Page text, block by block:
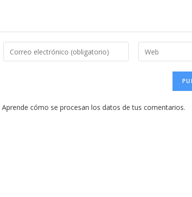
Introduce
tu
electrónico
Introduce
la
web
Aprende cómo se procesan los datos de tus comentarios.